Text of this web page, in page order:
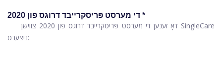
די מערסט פּריסקרייבד דרוגס פון 2020 *
דאָ זענען די מערסט פּריסקרייבד דרוגס פון 2020 צווישן SingleCare
ניצערס: